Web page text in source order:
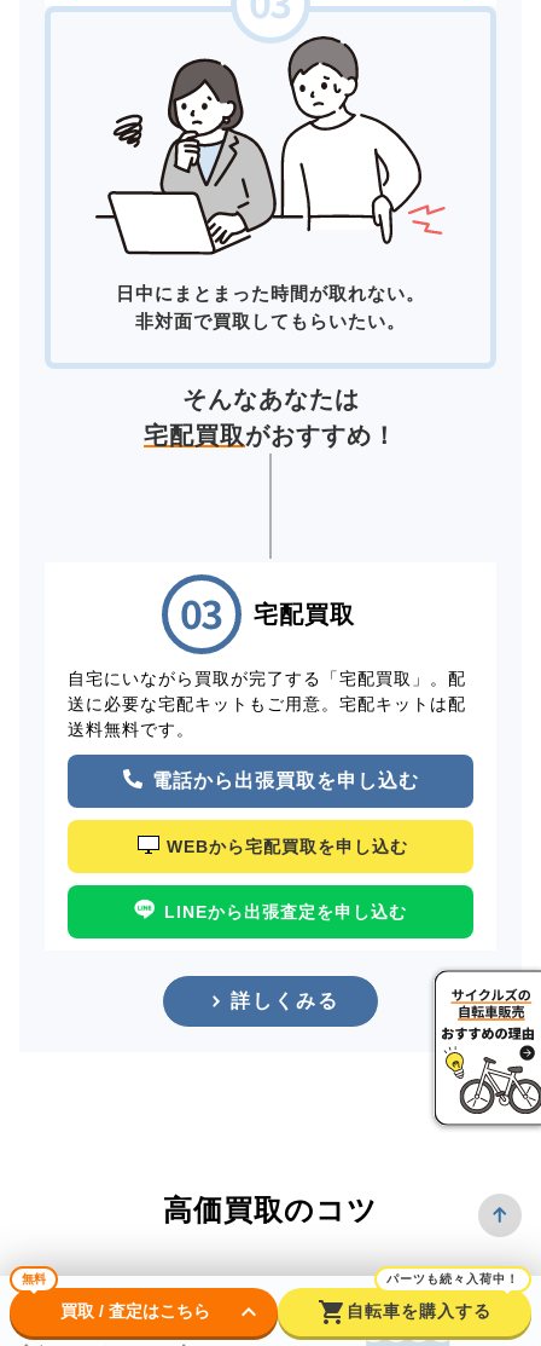
日中にまとまった時間が取れない。
非対面で買取してもらいたい。
そんなあなたは
宅配買取がおすすめ！
宅配買取
自宅にいながら買取が完了する「宅配買取」。配
送に必要な宅配キットもご用意。宅配キットは配
送料無料です。
電話から出張買取を申し込む
WEBから宅配買取を申し込む
LINEから出張査定を申し込む
詳しくみる
高価買取のコツ
できるだけ
無料
買取 / 査定はこちら keyboard_arrow_down shopping_cart
パーツも続々入荷中！
自転車を購入する